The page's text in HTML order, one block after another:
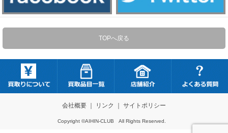
TOPへ戻る
会社概要｜ リンク サイトポリシー
Copyright ©AIHIN-CLUB All Rights Reserved.